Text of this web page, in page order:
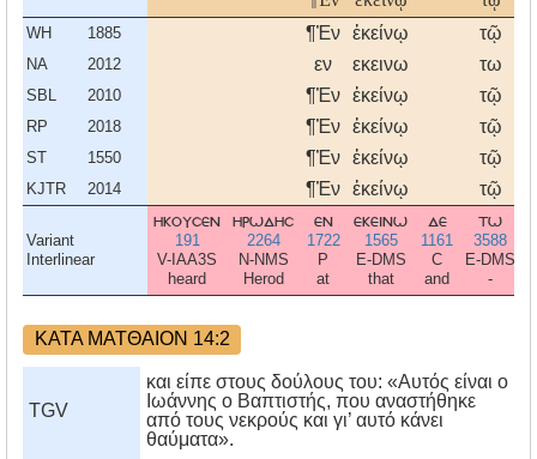
WH 1885 ¶Ἐν ἐκείνῳ τῷ
NA 2012 εν εκεινω τω
SBL 2010 ¶Ἐν ἐκείνῳ τῷ
RP 2018 ¶Ἐν ἐκείνῳ τῷ
ST 1550 ¶Ἐν ἐκείνῳ τῷ
KJTR 2014 ¶Ἐν ἐκείνῳ τῷ
Variant
Interlinear
ηκουσεν
191
V-IAA3S
heard
ηρωδησ
2264
N-NMS
Herod
εν
1722
P
at
εκεινω
1565
E-DMS
that
δε
1161
C
and
τω
3588
E-DMS
-
ΚΑΤΑ ΜΑΤΘΑΙΟΝ 14:2
TGV
και είπε στους δούλους του: «Αυτός είναι ο
Ιωάννης ο Βαπτιστής, που αναστήθηκε
από τους νεκρούς και γι’ αυτό κάνει
θαύματα».